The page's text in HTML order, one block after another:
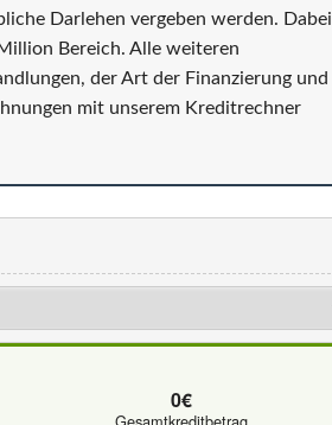
Darlehen vergeben werden. Dabei
Bereich. Alle weiteren
der Art der Finanzierung und
mit unserem Kreditrechner
0€